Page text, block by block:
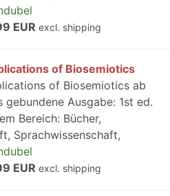
EUR excl. shipping
of Biosemiotics
of Biosemiotics ab
gebundene Ausgabe: 1st ed.
Bereich: Bücher,
Sprachwissenschaft,
EUR excl. shipping